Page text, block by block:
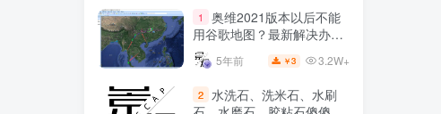
奥维2021版本以后不能
用谷歌地图？最新解决办法
苹果安卓电脑
5年前 ￥3
2
水洗石、洗米石、水刷
石、水磨石、胶粘石傻傻分